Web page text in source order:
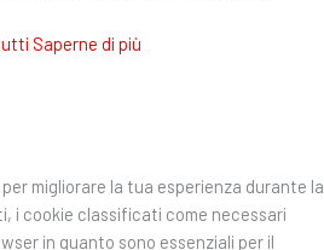
Saperne di più
migliorare la tua esperienza durante la
i cookie classificati come necessari
in quanto sono essenziali per il